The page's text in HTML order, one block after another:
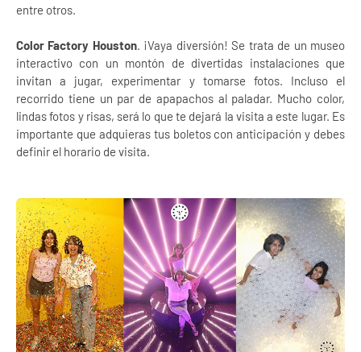
entre otros.
Color Factory Houston. ¡Vaya diversión! Se trata de un museo
interactivo con un montón de divertidas instalaciones que
invitan a jugar, experimentar y tomarse fotos. Incluso el
recorrido tiene un par de apapachos al paladar. Mucho color,
lindas fotos y risas, será lo que te dejará la visita a este lugar. Es
importante que adquieras tus boletos con anticipación y debes
definir el horario de visita.